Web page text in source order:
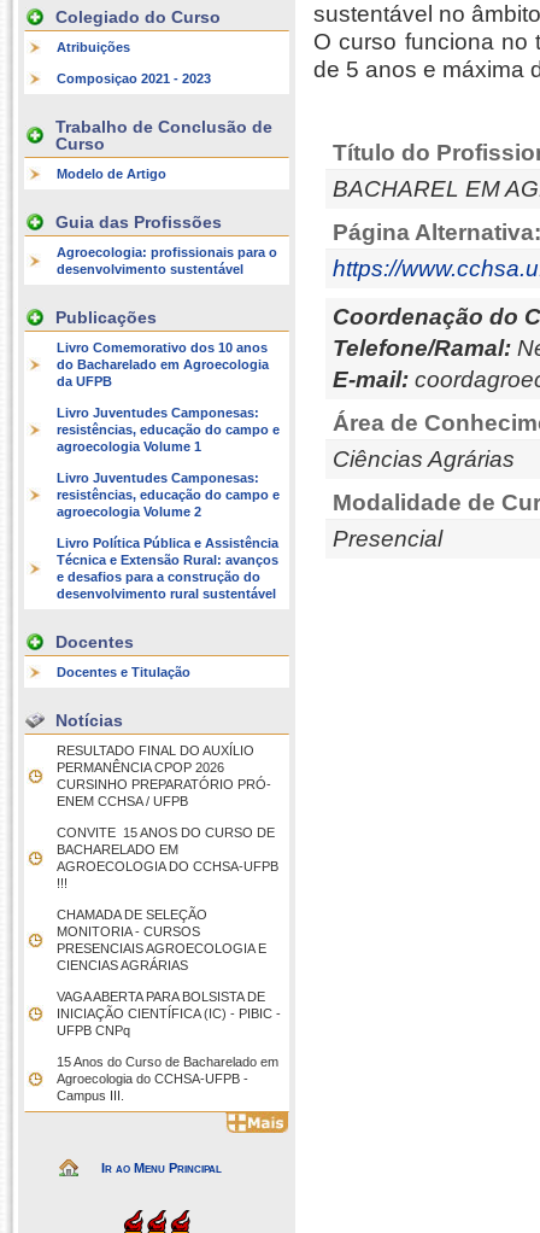
Colegiado do Curso
Atribuições
Composiçao 2021 - 2023
Trabalho de Conclusão de
Curso
Modelo de Artigo
Guia das Profissões
Agroecologia: profissionais para o
desenvolvimento sustentável
Publicações
Livro Comemorativo dos 10 anos
do Bacharelado em Agroecologia
da UFPB
Livro Juventudes Camponesas:
resistências, educação do campo e
agroecologia Volume 1
Livro Juventudes Camponesas:
resistências, educação do campo e
agroecologia Volume 2
Livro Política Pública e Assistência
Técnica e Extensão Rural: avanços
e desafios para a construção do
desenvolvimento rural sustentável
Docentes
Docentes e Titulação
Notícias
RESULTADO FINAL DO AUXÍLIO
PERMANÊNCIA CPOP 2026
CURSINHO PREPARATÓRIO PRÓ-
ENEM CCHSA / UFPB
CONVITE  15 ANOS DO CURSO DE
BACHARELADO EM
AGROECOLOGIA DO CCHSA-UFPB
!!!
CHAMADA DE SELEÇÃO
MONITORIA - CURSOS
PRESENCIAIS AGROECOLOGIA E
CIENCIAS AGRÁRIAS
VAGA ABERTA PARA BOLSISTA DE
INICIAÇÃO CIENTÍFICA (IC) - PIBIC -
UFPB CNPq
15 Anos do Curso de Bacharelado em
Agroecologia do CCHSA-UFPB -
Campus III.
Ir ao Menu Principal
sustentável no
O curso funciona no
de 5 anos e máxima
Título do
BACHAREL EM
Página Alternativa:
https://
Coordenação do
Telefone/Ramal:
E-mail:
Área de
Ciências Agrárias
Modalidade de
Presencial